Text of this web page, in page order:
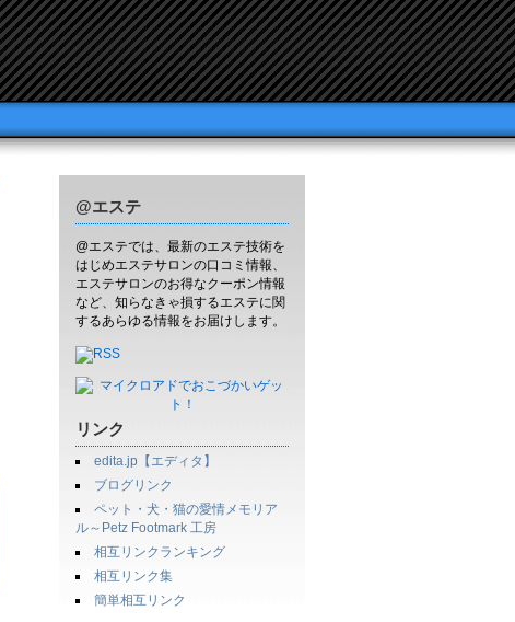
@エステ
@エステでは、最新のエステ技術を
はじめエステサロンの口コミ情報、
エステサロンのお得なクーポン情報
など、知らなきゃ損するエステに関
するあらゆる情報をお届けします。
リンク
edita.jp【エディタ】
ブログリンク
ペット・犬・猫の愛情メモリア
ル～Petz Footmark 工房
相互リンクランキング
相互リンク集
簡単相互リンク